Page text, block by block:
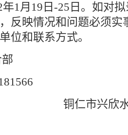
1月19日-25日。如对
反映情况和问题必须实
位和联系方式。
铜仁市兴欣